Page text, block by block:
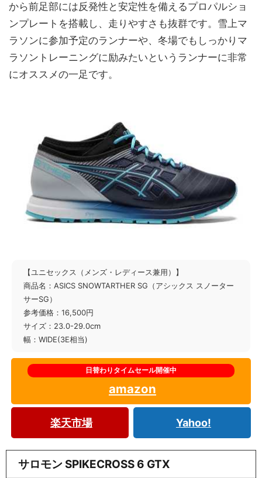
から前足部には反発性と安定性を備えるプロパルショ
ンプレートを搭載し、走りやすさも抜群です。雪上マ
ラソンに参加予定のランナーや、冬場でもしっかりマ
ラソントレーニングに励みたいというランナーに非常
にオススメの一足です。
【ユニセックス（メンズ・レディース兼用）】
商品名：ASICS SNOWTARTHER SG（アシックス スノーター
サーSG）
参考価格：16,500円
サイズ：23.0-29.0cm
幅：WIDE(3E相当)
amazon
楽天市場 Yahoo!
サロモン SPIKECROSS 6 GTX